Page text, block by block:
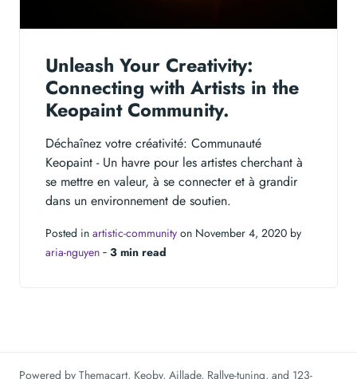
Unleash Your Creativity:
Connecting with Artists in the
Keopaint Community.
Déchaînez votre créativité: Communauté
Keopaint - Un havre pour les artistes cherchant à
se mettre en valeur, à se connecter et à grandir
dans un environnement de soutien.
Posted in artistic-community on November 4, 2020 by
aria-nguyen ‐ 3 min read
Powered by Themacart, Keoby, Aillade, Rallye-tuning, and 123-